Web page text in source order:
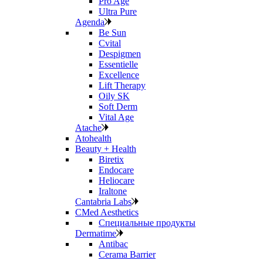
Ultra Pure
Agenda
Be Sun
Cvital
Despigmen
Essentielle
Excellence
Lift Therapy
Oily SK
Soft Derm
Vital Age
Atache
Atohealth
Beauty + Health
Biretix
Endocare
Heliocare
Iraltone
Cantabria Labs
CMed Aesthetics
Специальные продукты
Dermatime
Antibac
Cerama Barrier